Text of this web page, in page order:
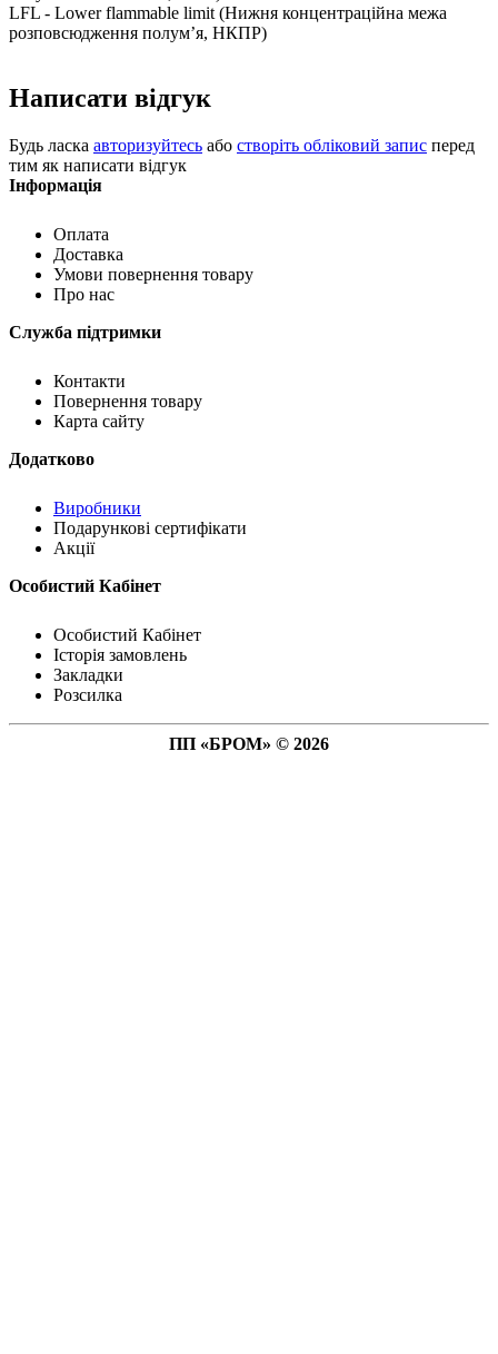
LFL - Lower flammable limit (Нижня концентраційна межа
розповсюдження полум’я, НКПР)
Написати відгук
Будь ласка авторизуйтесь або створіть обліковий запис перед
тим як написати відгук
Інформація
Оплата
Доставка
Умови повернення товару
Про нас
Служба підтримки
Контакти
Повернення товару
Карта сайту
Додатково
Виробники
Подарункові сертифікати
Акції
Особистий Кабінет
Особистий Кабінет
Історія замовлень
Закладки
Розсилка
ПП «БРОМ» © 2026